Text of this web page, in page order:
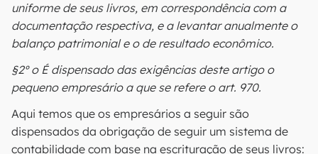
uniforme de seus livros, em correspondência com a
documentação respectiva, e a levantar anualmente o
balanço patrimonial e o de resultado econômico.
§2º o É dispensado das exigências deste artigo o
pequeno empresário a que se refere o art. 970.
Aqui temos que os empresários a seguir são
dispensados da obrigação de seguir um sistema de
contabilidade com base na escrituração de seus livros: